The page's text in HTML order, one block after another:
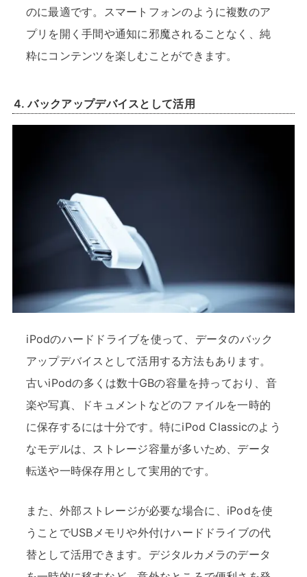
のに最適です。スマートフォンのように複数のア
プリを開く手間や通知に邪魔されることなく、純
粋にコンテンツを楽しむことができます。
4.バックアップデバイスとして活用
iPodのハードドライブを使って、データのバック
アップデバイスとして活用する方法もあります。
古いiPodの多くは数十GBの容量を持っており、音
楽や写真、ドキュメントなどのファイルを一時的
に保存するには十分です。特にiPod Classicのよう
なモデルは、ストレージ容量が多いため、データ
転送や一時保存用として実用的です。
また、外部ストレージが必要な場合に、iPodを使
うことでUSBメモリや外付けハードドライブの代
替として活用できます。デジタルカメラのデータ